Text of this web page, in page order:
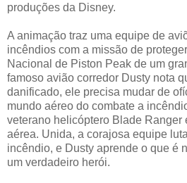
produções da Disney.
A animação traz uma equipe de
incêndios com a missão de
Nacional de Piston Peak de um
famoso avião corredor Dusty nota
danificado, ele precisa mudar de
mundo aéreo do combate a
veterano helicóptero Blade Ranger
aérea. Unida, a corajosa equipe
incêndio, e Dusty aprende o que é
um verdadeiro herói.